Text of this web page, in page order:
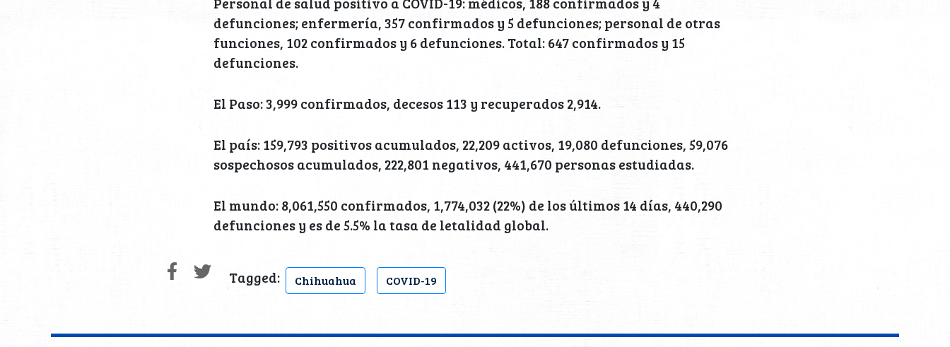
defunciones; enfermería, 357 confirmados y 5 defunciones; personal de otras
funciones, 102 confirmados y 6 defunciones. Total: 647 confirmados y 15
defunciones.
El Paso: 3,999 confirmados, decesos 113 y recuperados 2,914.
El país: 159,793 positivos acumulados, 22,209 activos, 19,080 defunciones, 59,076
sospechosos acumulados, 222,801 negativos, 441,670 personas estudiadas.
El mundo: 8,061,550 confirmados, 1,774,032 (22%) de los últimos 14 días, 440,290
defunciones y es de 5.5% la tasa de letalidad global.
Tagged: Chihuahua COVID-19